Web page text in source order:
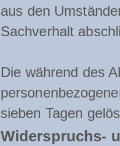
aus den
Sachverhalt
Die während des
sieben Tagen
Widerspruchs-